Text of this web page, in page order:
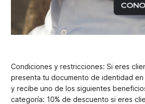
Condiciones y restricciones: Si eres
presenta tu documento de identidad en
y recibe uno de los siguientes
categoría: 10% de descuento si eres